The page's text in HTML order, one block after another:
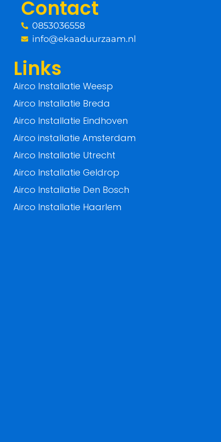
k
-
Contact
0853036558
info@ekaaduurzaam.nl
Links
Airco Installatie Weesp
Airco Installatie Breda
Airco Installatie Eindhoven
Airco installatie Amsterdam
Airco Installatie Utrecht
Airco Installatie Geldrop
Airco Installatie Den Bosch
Airco Installatie Haarlem